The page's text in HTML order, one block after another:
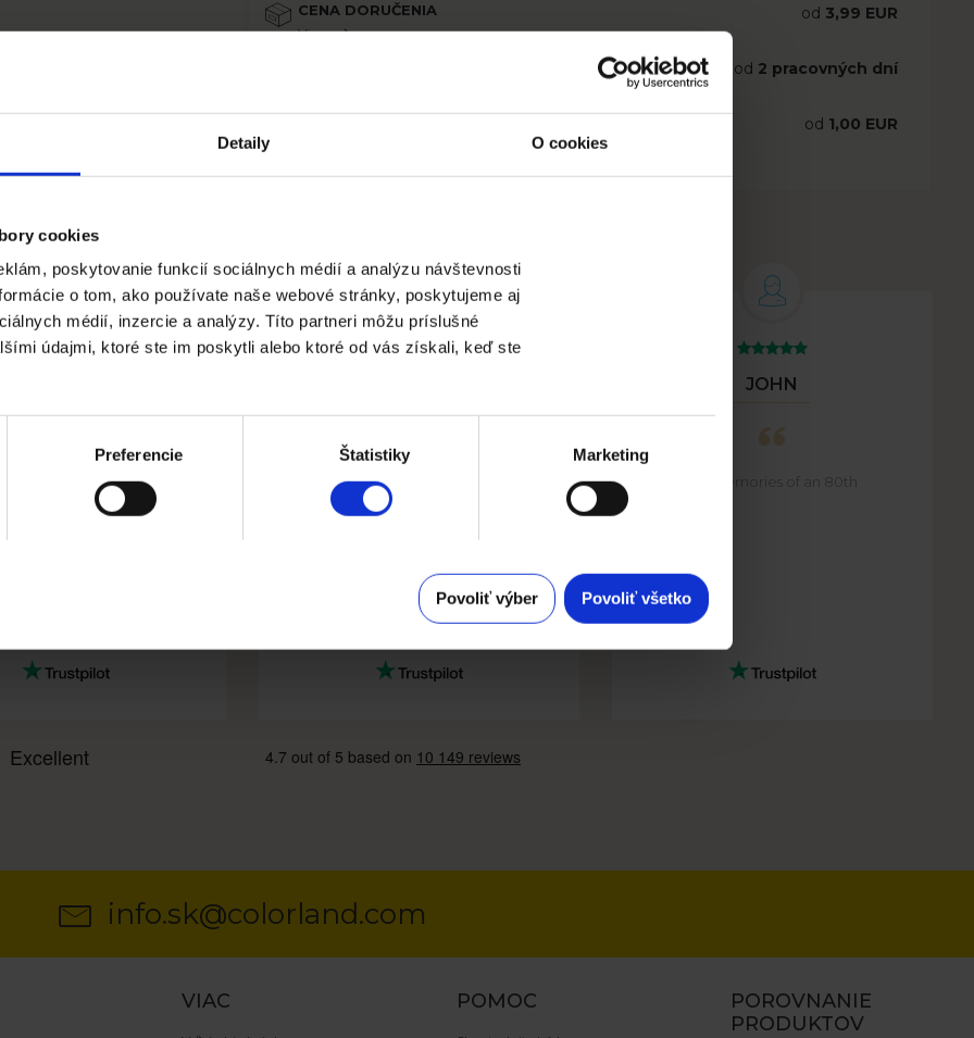
Detaily O cookies
cookies
poskytovanie funkcií sociálnych médií a analýzu návštevnosti
o tom, ako používate naše webové stránky, poskytujeme aj
médií, inzercie a analýzy. Títo partneri môžu príslušné
údajmi, ktoré ste im poskytli alebo ktoré od vás získali, keď ste
Preferencie Štatistiky Marketing
Povoliť výber Povoliť všetko
vo forme kvetov, ale
v našej ponuke
Tropické lístie, Monstery a
CENA DORUČENIA
Viac
od 3,99 EUR
od 2 pracovných dní
od 1,00 EUR
phone not particularly
Would suggest ONE
a fictisous address if not on
It was easy to compile and
complete a photobook on this
clear steps. The only surprise, having
the book covers no longer came as
part of the overall design of each
JOHN
Beautiful memories of an 80th
info.sk@colorland.com
VIAC POMOC
POROVNANIE
PRODUKTOV